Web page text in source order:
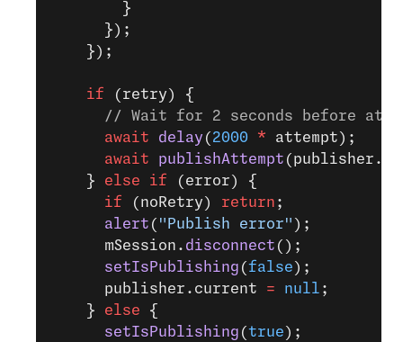
        }
      });
    });
    if
(retry) {
// Wait for 2 seconds before
      await
delay ( 2000 * attempt);
      await
publishAttempt
    }
else if (error) {
      if
(noRetry) return ;
      alert
( "Publish error" );
      mSession.
disconnect ();
      setIsPublishing
(false );
      publisher.current
= null ;
    }
else {
      setIsPublishing
(true );